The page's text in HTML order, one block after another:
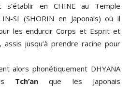
en CHINE au Temple
SI (SHORIN en Japonais) où il
les endurcir Corps et Esprit et
assis jusqu’à prendre racine pour
alors phonétiquement DHYANA
Tch’an que les Japonais